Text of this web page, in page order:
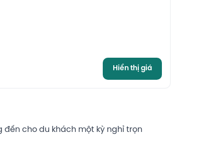
Hiển thị giá
đến cho du khách một kỳ nghỉ trọn